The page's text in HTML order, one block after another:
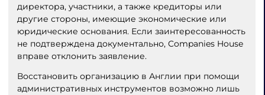
директора, участники, а также кредиторы или
другие стороны, имеющие экономические или
юридические основания. Если заинтересованность
не подтверждена документально, Companies House
вправе отклонить заявление.
Восстановить организацию в Англии при помощи
административных инструментов возможно лишь